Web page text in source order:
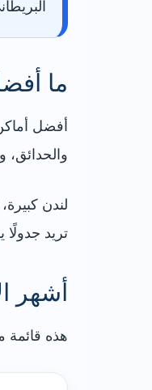
ما
أفضل
والحدائق،
لندن
تريد جدولًا
أشهر
هذه قائمة